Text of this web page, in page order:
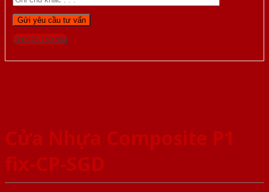
Gọi 0976.169.864
Cửa Nhựa Composite P1
fix-CP-SGD